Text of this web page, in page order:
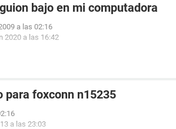
bajo en mi computadora
a las 02:16
2020 a las 16:42
para foxconn n15235
a las 23:03